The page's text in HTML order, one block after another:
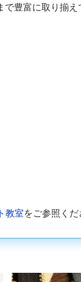
豊富に取り揃え
教室をご参照くだ